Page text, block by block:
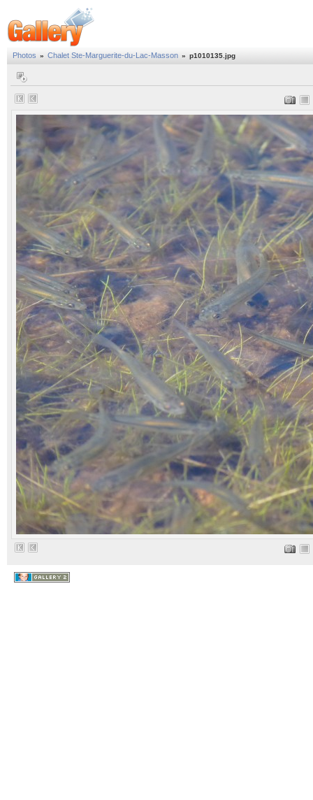
Photos » Chalet Ste-Marguerite-du-Lac-Masson » p1010135.jpg